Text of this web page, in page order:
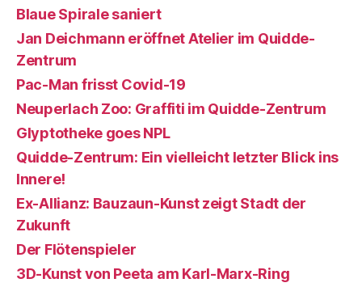
Blaue Spirale saniert
Jan Deichmann eröffnet Atelier im Quidde-
Zentrum
Pac-Man frisst Covid-19
Neuperlach Zoo: Graffiti im Quidde-Zentrum
Glyptotheke goes NPL
Quidde-Zentrum: Ein vielleicht letzter Blick ins
Innere!
Ex-Allianz: Bauzaun-Kunst zeigt Stadt der
Zukunft
Der Flötenspieler
3D-Kunst von Peeta am Karl-Marx-Ring